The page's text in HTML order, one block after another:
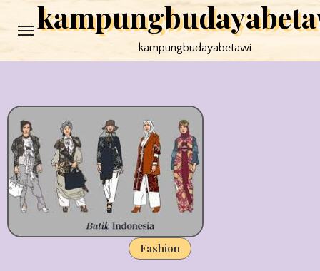
to
kampungbudayabetawi
Fashion